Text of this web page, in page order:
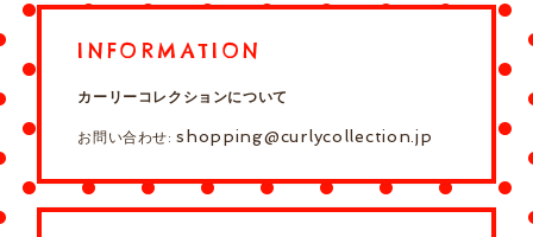
INFORMATION
カーリーコレクションについて
お問い合わせ:shopping@curlycollection.jp